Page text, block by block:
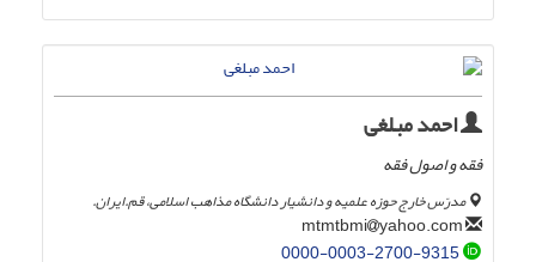
احمد مبلغی
فقه و اصول فقه
مدرّس خارج حوزه علمیه و دانشیار دانشگاه مذاهب اسلامی، قم.ایران.
yahoo.com
0000-0003-2700-9315